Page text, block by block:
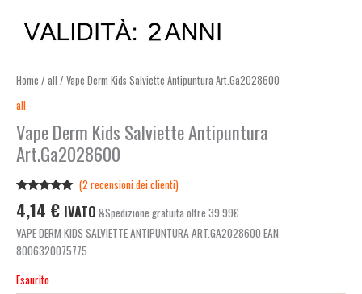
Home / all / Vape Derm Kids Salviette Antipuntura Art.Ga2028600
all
Vape Derm Kids Salviette Antipuntura
Art.Ga2028600
5.00 su 5
su base di
recensioni
(2 recensioni dei clienti)
4,14 € IVATO &Spedizione gratuita oltre 39.99€
VAPE DERM KIDS SALVIETTE ANTIPUNTURA ART.GA2028600 EAN
8006320075775
Esaurito